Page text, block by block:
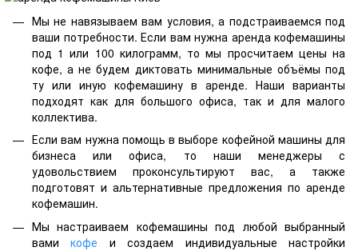
Мы не навязываем вам условия, а подстраиваемся под
ваши потребности. Если вам нужна аренда кофемашины
под 1 или 100 килограмм, то мы просчитаем цены на
кофе, а не будем диктовать минимальные объёмы под
ту или иную кофемашину в аренде. Наши варианты
подходят как для большого офиса, так и для малого
коллектива.
Если вам нужна помощь в выборе кофейной машины для
бизнеса или офиса, то наши менеджеры с
удовольствием проконсультируют вас, а также
подготовят и альтернативные предложения по аренде
кофемашин.
Мы настраиваем кофемашины под любой выбранный
вамикофе и создаем индивидуальные настройки